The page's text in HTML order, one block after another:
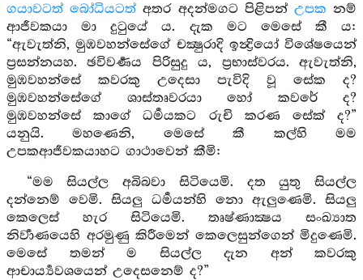
ගයාවටත් බෝධියටත්අතර අදන්මගට පිළිපන් උපක නම්
ආජීවකයා මා දුටුයේ ය. දැක මට මෙසේ කී ය:
“ඇවැත්නි, මුඹවහන්සේගේ චක්‍ෂුරාදි ඉන්‍ද්‍රියෝ විශේෂයෙන්
ප්‍රසන්නයහ. ඡවිවර්‍ණය පිරිසුදු ය, ප්‍රභාස්වරය. ඇවැත්නි,
මුඹවහන්සේ කවරකු උදෙසා පැවිදි වූ සේක ද?
මුඹවහන්සේගේ ශාස්තෘවරයා හෝ කවරේ ද?
මුඹවහන්සේ කාගේ ධර්‍මයකට රුචි කරණ සේක් ද?”
යනුයි. මහණෙනි, මෙසේ කී කල්හි මම
උපකආජීවකයාහට ගාථාවෙන් කීමි:
“මම සියල්ල අබිබවා සිටියෙමි. දත යුතු සියල්ල
දන්නෙම් වෙමි. සියලු ධර්‍මයන්හි නො ඇලුණෙමි. සියලු
කෙලෙස් හැර සිටියෙමි. තෘෂ්ණාක්‍ෂය සංඛ්‍යාත
නිර්‍වාණයෙහි අරමුණු කිරීමෙන් කෙලෙසුන්ගෙන් මිදුණෙමි.
මෙසේ තමන් ම සියල්ල දැන අන් කවරකු
ආචාර්‍ය්‍යවශයෙන් උදෙසනෙම් ද?”